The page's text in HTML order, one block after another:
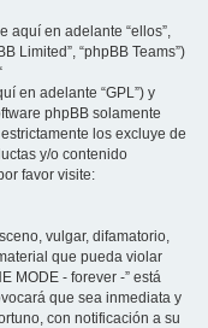
aquí en adelante “ellos”,
Limited”, “phpBB Teams”)
en adelante “GPL”) y
phpBB solamente
los excluye de
y/o contenido
favor visite:
vulgar, difamatorio,
que pueda violar
MODE - forever -” está
que sea inmediata y
con notificación a su